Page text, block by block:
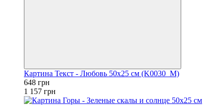
Картина Текст - Любовь 50x25 см (K0030_M)
648 грн
1 157 грн